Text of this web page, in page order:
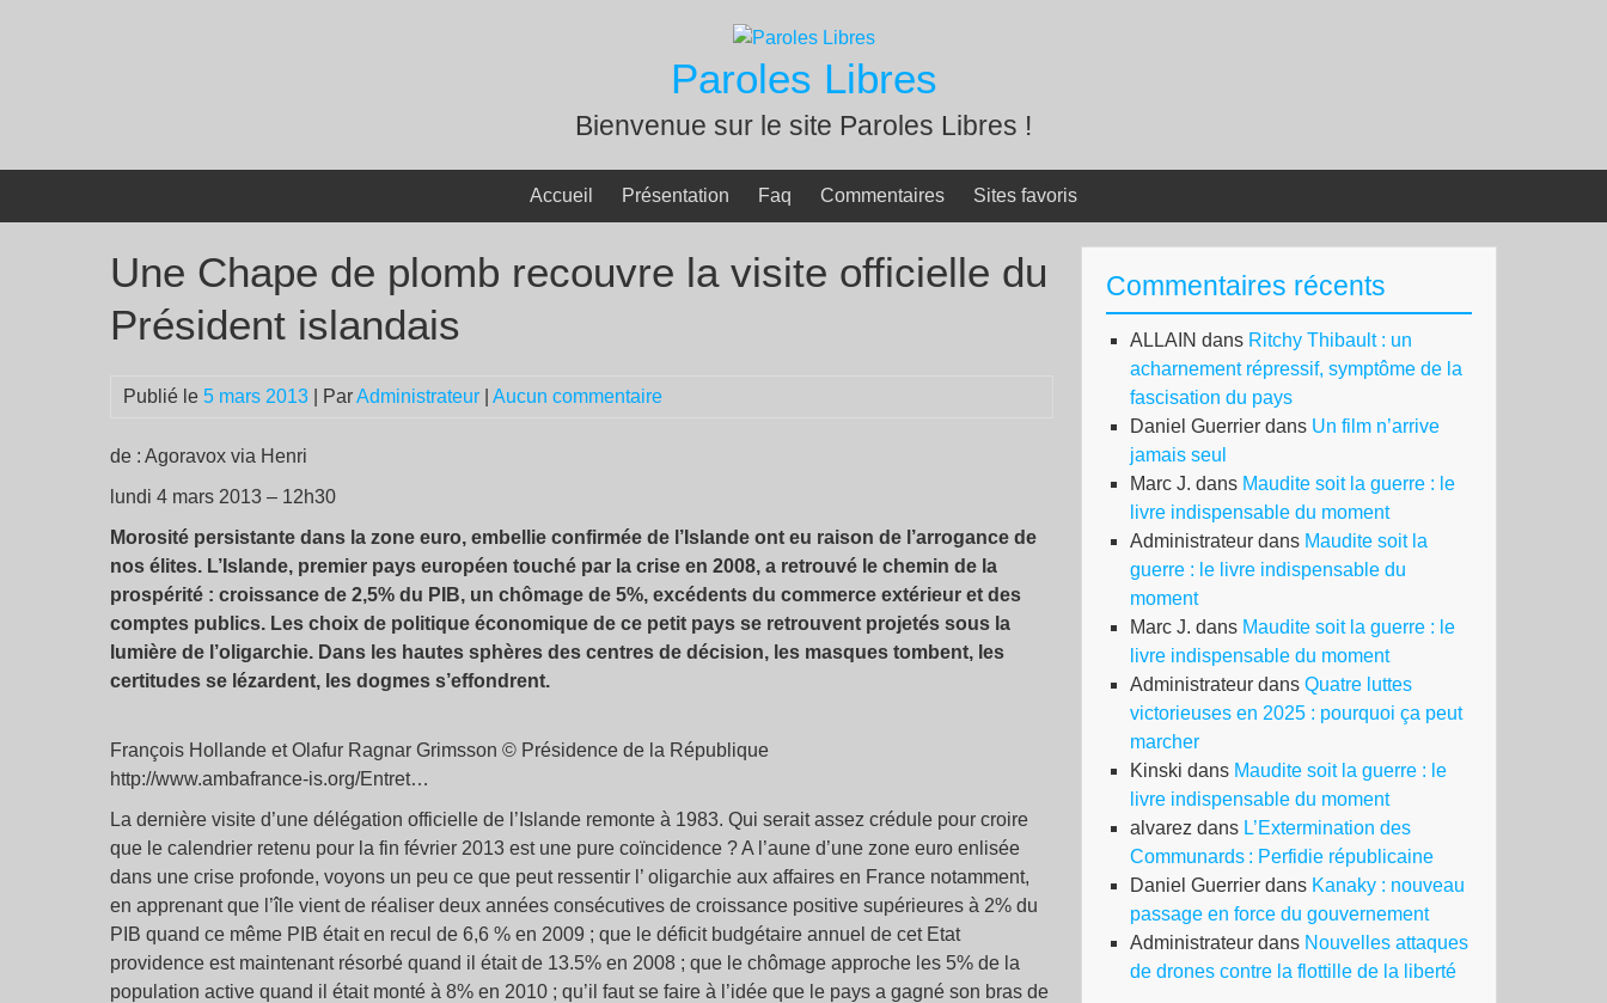
Paroles Libres
Bienvenue sur le site Paroles Libres !
Accueil Présentation Faq Commentaires Sites favoris
Une Chape de plomb recouvre la visite officielle du
Président islandais
Publié le 5 mars 2013 | ParAdministrateur Aucun commentaire
de : Agoravox via Henri
lundi 4 mars 2013 – 12h30
Morosité persistante dans la zone euro, embellie confirmée de l’Islande ont eu raison de l’arrogance de
nos élites. L’Islande, premier pays européen touché par la crise en 2008, a retrouvé le chemin de la
prospérité : croissance de 2,5% du PIB, un chômage de 5%, excédents du commerce extérieur et des
comptes publics. Les choix de politique économique de ce petit pays se retrouvent projetés sous la
lumière de l’oligarchie. Dans les hautes sphères des centres de décision, les masques tombent, les
certitudes se lézardent, les dogmes s’effondrent.
François Hollande et Olafur Ragnar Grimsson © Présidence de la République
http://www.ambafrance-is.org/Entret…
La dernière visite d’une délégation officielle de l’Islande remonte à 1983. Qui serait assez crédule pour croire
que le calendrier retenu pour la fin février 2013 est une pure coïncidence ? A l’aune d’une zone euro enlisée
dans une crise profonde, voyons un peu ce que peut ressentir l’ oligarchie aux affaires en France notamment,
en apprenant que l’île vient de réaliser deux années consécutives de croissance positive supérieures à 2% du
PIB quand ce même PIB était en recul de 6,6 % en 2009 ; que le déficit budgétaire annuel de cet Etat
providence est maintenant résorbé quand il était de 13.5% en 2008 ; que le chômage approche les 5% de la
population active quand il était monté à 8% en 2010 ; qu’il faut se faire à l’idée que le pays a gagné son bras de
Commentaires récents
ALLAIN dans Ritchy Thibault : un
acharnement répressif, symptôme de la
fascisation du pays
Daniel Guerrier dans Un film n’arrive
jamais seul
Marc J. dans Maudite soit la guerre : le
livre indispensable du moment
Administrateur dans Maudite soit la
guerre : le livre indispensable du
moment
Marc J. dans Maudite soit la guerre : le
livre indispensable du moment
Administrateur dans Quatre luttes
victorieuses en 2025 : pourquoi ça peut
marcher
Kinski dans Maudite soit la guerre : le
livre indispensable du moment
alvarez dans L’Extermination des
Communards : Perfidie républicaine
Daniel Guerrier dans Kanaky : nouveau
passage en force du gouvernement
Administrateur dans Nouvelles attaques
de drones contre la flottille de la liberté